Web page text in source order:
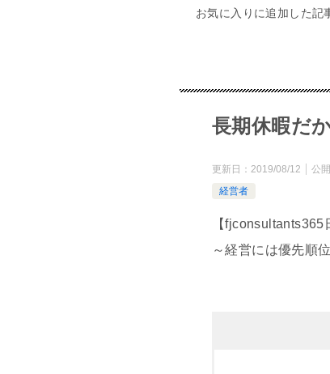
お気に入りに追加した記
長期休暇だ
更新日： 2019/08/12 公
経営者
【fjconsultants365
～経営には優先順